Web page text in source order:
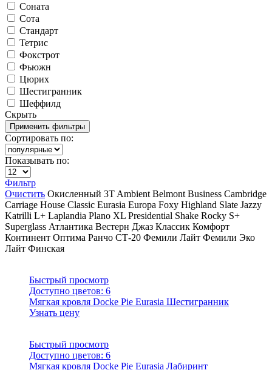
Соната
Сота
Стандарт
Тетрис
Фокстрот
Фьюжн
Цюрих
Шестигранник
Шеффилд
Скрыть
Сортировать по:
Показывать по:
Фильтр
Очистить Окисленный 3T Ambient Belmont Business Cambridge
Carriage House Classic Eurasia Europa Foxy Highland Slate Jazzy
Katrilli L+ Laplandia Plano XL Presidential Shake Rocky S+
Superglass Атлантика Вестерн Джаз Классик Комфорт
Континент Оптима Ранчо СТ-20 Фемили Лайт Фемили Эко
Лайт Финская
Быстрый просмотр
Доступно цветов: 6
Мягкая кровля Docke Pie Eurasia Шестигранник
Узнать цену
Быстрый просмотр
Доступно цветов: 6
Мягкая кровля Docke Pie Eurasia Лабиринт